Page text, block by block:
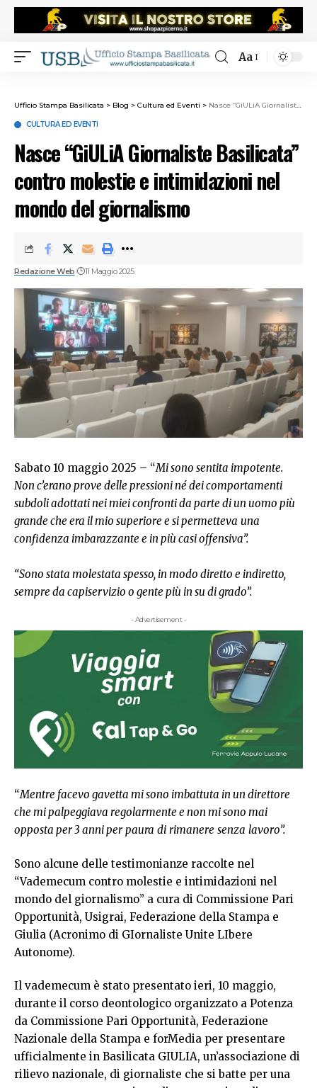
Aa
Ufficio Stampa Basilicata > Blog > Cultura ed Eventi > Nasce “GiULiA Giornaliste Basilicata” contro molestie e intimidazioni nel mondo del giornalismo
CULTURA ED EVENTI
Nasce “GiULiA Giornaliste Basilicata”
contro molestie e intimidazioni nel
mondo del giornalismo
Redazione Web 11 Maggio 2025
Sabato 10 maggio 2025 – “Mi sono sentita impotente.
Non c’erano prove delle pressioni né dei comportamenti
subdoli adottati nei miei confronti da parte di un uomo più
grande che era il mio superiore e si permetteva una
confidenza imbarazzante e in più casi offensiva”.
“Sono stata molestata spesso, in modo diretto e indiretto,
sempre da capiservizio o gente più in su di grado”.
- Advertisement -
“Mentre facevo gavetta mi sono imbattuta in un direttore
che mi palpeggiava regolarmente e non mi sono mai
opposta per 3 anni per paura di rimanere senza lavoro”.
Sono alcune delle testimonianze raccolte nel
“Vademecum contro molestie e intimidazioni nel
mondo del giornalismo” a cura di Commissione Pari
Opportunità, Usigrai, Federazione della Stampa e
Giulia (Acronimo di GIornaliste Unite LIbere
Autonome).
Il vademecum è stato presentato ieri, 10 maggio,
durante il corso deontologico organizzato a Potenza
da Commissione Pari Opportunità, Federazione
Nazionale della Stampa e forMedia per presentare
ufficialmente in Basilicata GIULIA, un’associazione di
rilievo nazionale, di giornaliste che si batte per una